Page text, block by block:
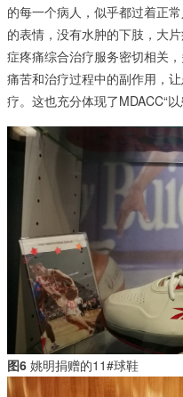
的每一个病人，似乎都过着正
的表情，没有水肿的下肢，大
症疼痛综合治疗服务密切相关
痛苦和治疗过程中的副作用，
疗。这也充分体现了MDACC“以
图6 姚明捐赠的11#球鞋